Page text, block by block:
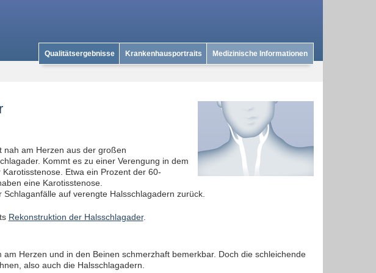
Qualitätsergebnisse Krankenhausportraits Medizinische Informationen
nah am Herzen aus der großen
Kommt es zu einer Verengung in dem
Etwa ein Prozent der 60-
eine Karotisstenose.
auf verengte Halsschlagadern zurück.
Rekonstruktion der Halsschlagader.
am Herzen und in den Beinen schmerzhaft bemerkbar. Doch die schleichende
also auch die Halsschlagadern.